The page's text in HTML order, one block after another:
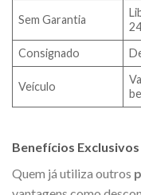
Sem Garantia
Consignado
Veículo
Benefícios
Quem já utiliza outros